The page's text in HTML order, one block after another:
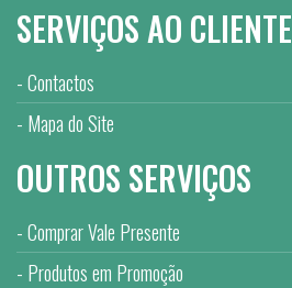
SERVIÇOS AO CLIENTE
Contactos
Mapa do Site
OUTROS SERVIÇOS
Comprar Vale Presente
Produtos em Promoção